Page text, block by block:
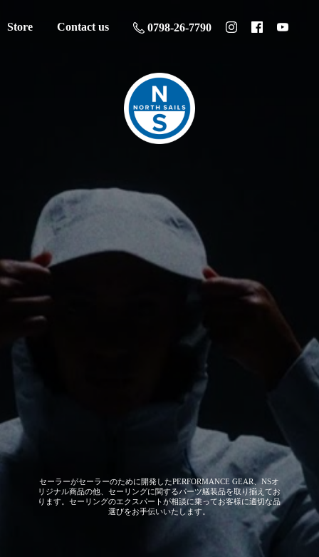
Store Contact us 0798-26-7790
セーラーがセーラーのために開発したPERFORMANCE GEAR、NSオ
リジナル商品の他、セーリングに関するパーツ艤装品を取り揃えてお
ります。セーリングのエクスパートが相談に乗ってお客様に適切な品
選びをお手伝いいたします。